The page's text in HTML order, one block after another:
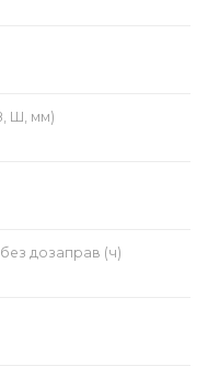
Ш, мм)
дозаправ (ч)